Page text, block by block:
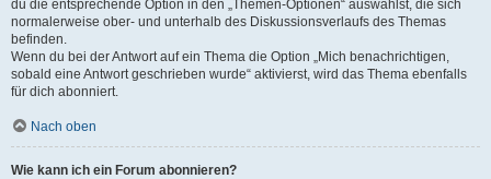
du die entsprechende Option in den „Themen-Optionen“ auswählst, die sich
normalerweise ober- und unterhalb des Diskussionsverlaufs des Themas
befinden.
Wenn du bei der Antwort auf ein Thema die Option „Mich benachrichtigen,
sobald eine Antwort geschrieben wurde“ aktivierst, wird das Thema ebenfalls
für dich abonniert.
Nach oben
Wie kann ich ein Forum abonnieren?